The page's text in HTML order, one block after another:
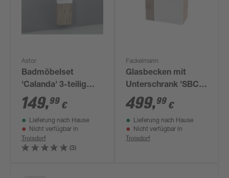
Astor
Badmöbelset
'Calanda' 3-teilig
braun
149,99 €
Lieferung nach Hause
Nicht verfügbar in
Troisdorf
(3)
Fackelmann
Glasbecken mit
Unterschrank 'SBC'
Hahnloch links
grau/Eschefarben 45
x 61,5 x 25 cm
499,99 €
Lieferung nach Hause
Nicht verfügbar in
Troisdorf